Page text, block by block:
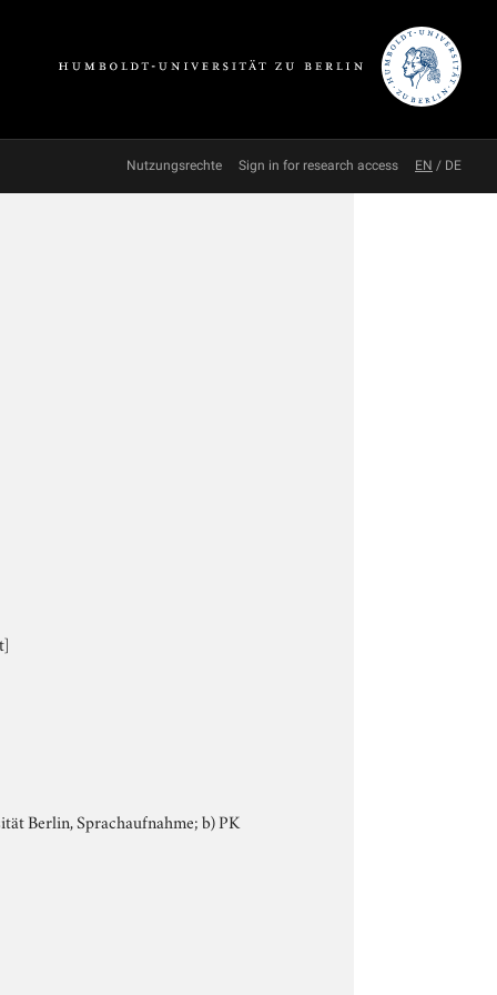
Nutzungsrechte Sign in for research access EN / DE
Berlin, Sprachaufnahme; b) PK